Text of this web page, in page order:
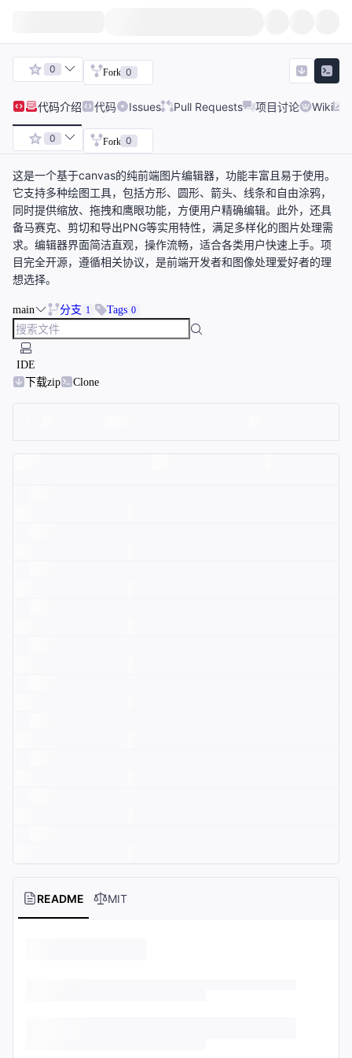
0 Fork 0
代码介绍 代码 Issues Pull Requests 项目讨论 Wiki
0 Fork 0
这是一个基于canvas的纯前端图片编辑器，功能丰富且易于使用。
它支持多种绘图工具，包括方形、圆形、箭头、线条和自由涂鸦，
同时提供缩放、拖拽和鹰眼功能，方便用户精确编辑。此外，还具
备马赛克、剪切和导出PNG等实用特性，满足多样化的图片处理需
求。编辑器界面简洁直观，操作流畅，适合各类用户快速上手。项
目完全开源，遵循相关协议，是前端开发者和图像处理爱好者的理
想选择。
main 分支 1 Tags 0
IDE
下载zip
Clone
README MIT